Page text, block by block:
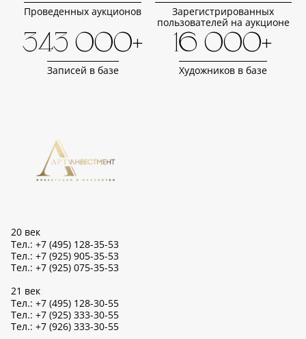
Проведенных аукционов
Зарегистрированных
пользователей на аукционе
343 000+
Записей в базе
16 000+
Художников в базе
20 век
Тел.: +7 (495) 128-35-53
Тел.: +7 (925) 905-35-53
Тел.: +7 (925) 075-35-53
21 век
Тел.: +7 (495) 128-30-55
Тел.: +7 (925) 333-30-55
Тел.: +7 (926) 333-30-55